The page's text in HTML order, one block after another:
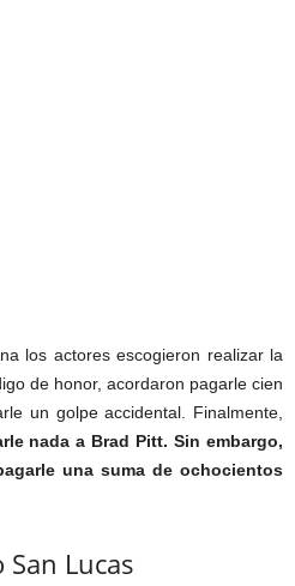
los actores escogieron realizar la
de honor, acordaron pagarle cien
un golpe accidental. Finalmente,
nada a Brad Pitt. Sin embargo,
una suma de ochocientos
Lucas